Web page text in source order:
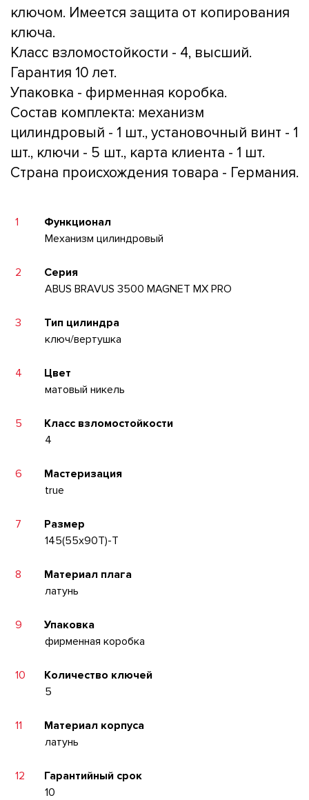
ключом. Имеется защита от копирования
ключа.
Класс взломостойкости - 4, высший.
Гарантия 10 лет.
Упаковка - фирменная коробка.
Состав комплекта: механизм
цилиндровый - 1 шт., установочный винт - 1
шт., ключи - 5 шт., карта клиента - 1 шт.
Страна происхождения товара - Германия.
1
Функционал
Механизм цилиндровый
2
Серия
ABUS BRAVUS 3500 MAGNET MX PRO
3
Тип цилиндра
ключ/вертушка
4
Цвет
матовый никель
5
Класс взломостойкости
4
6
Мастеризация
true
7
Размер
145(55x90T)-T
8
Материал плага
латунь
9
Упаковка
фирменная коробка
10
Количество ключей
5
11
Материал корпуса
латунь
12
Гарантийный срок
10